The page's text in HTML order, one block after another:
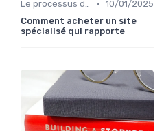
Le processus d'acquisition • 10/01/2025
Comment acheter un site
spécialisé qui rapporte